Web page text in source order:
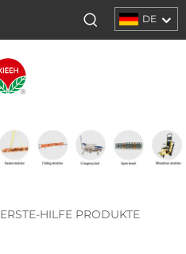
DE
ERSTE-HILFE PRODUKTE